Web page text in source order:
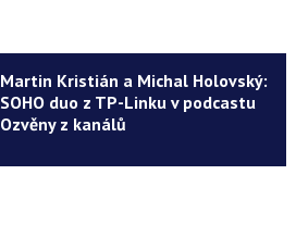
Martin Kristián a Michal Holovský:
SOHO duo z TP-Linku v podcastu
Ozvěny z kanálů